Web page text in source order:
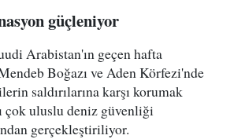
güçleniyor
Arabistan'ın geçen hafta
Boğazı ve Aden Körfezi'nde
saldırılarına karşı korumak
çok uluslu deniz güvenliği
gerçekleştiriliyor.